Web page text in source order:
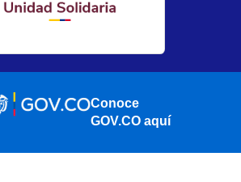
Conoce
GOV.CO aquí